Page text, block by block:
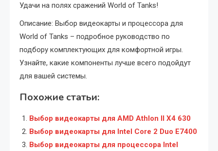
Удачи на полях сражений World of Tanks!
Описание: Выбор видеокарты и процессора для
World of Tanks – подробное руководство по
подбору комплектующих для комфортной игры.
Узнайте, какие компоненты лучше всего подойдут
для вашей системы.
Похожие статьи:
Выбор видеокарты для AMD Athlon II X4 630
Выбор видеокарты для Intel Core 2 Duo E7400
Выбор видеокарты для процессора Intel